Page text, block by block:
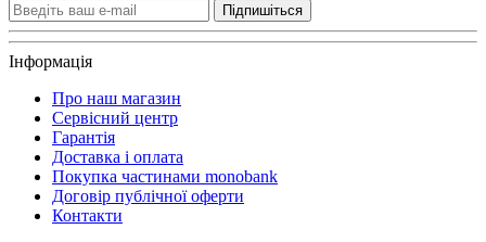
Підпишіться
Інформація
Про наш магазин
Сервісний центр
Гарантія
Доставка і оплата
Покупка частинами monobank
Договір публічної оферти
Контакти